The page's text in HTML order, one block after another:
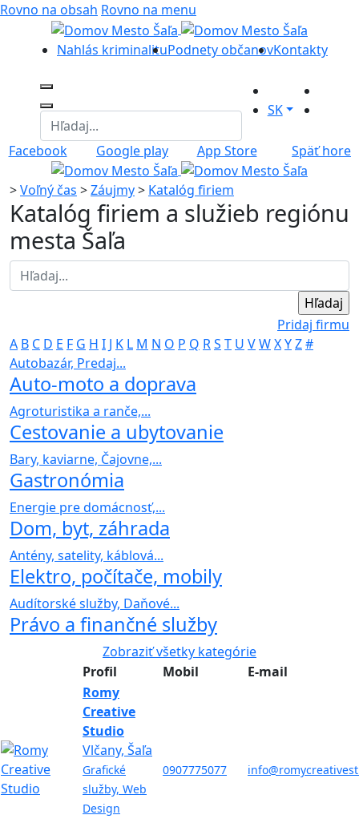
Rovno na obsah Rovno na menu
Nahlás kriminalituPodnety občanovKontakty
SK
Facebook Google play App Store Späť hore
>Voľný čas >Záujmy> Katalóg firiem
Katalóg firiem a služieb regiónu
mesta Šaľa
Pridaj firmu
A B C D E F G H I J K L M N O P Q RS T U VWXYZ#
Autobazár, Predaj...
Auto-moto a doprava
Agroturistika a ranče,...
Cestovanie a ubytovanie
Bary, kaviarne, Čajovne,...
Gastronómia
Energie pre domácnosť,...
Dom, byt, záhrada
Antény, satelity, káblová...
Elektro, počítače, mobily
Audítorské služby, Daňové...
Právo a finančné služby
Zobraziť všetky kategórie
Profil
Mobil
E-mail
Romy
Creative
Studio
Vlčany, Šaľa
Grafické
služby, Web
Design
0907775077